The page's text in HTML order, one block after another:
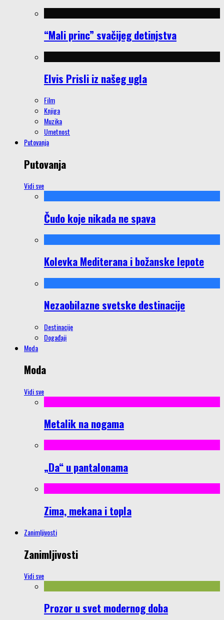
“Mali princ” svačijeg detinjstva
Elvis Prisli iz našeg ugla
Film
Knjiga
Muzika
Umetnost
Putovanja
Putovanja
Vidi sve
Čudo koje nikada ne spava
Kolevka Mediterana i božanske lepote
Nezaobilazne svetske destinacije
Destinacije
Događaji
Moda
Moda
Vidi sve
Metalik na nogama
„Da“ u pantalonama
Zima, mekana i topla
Zanimljivosti
Zanimljivosti
Vidi sve
Prozor u svet modernog doba